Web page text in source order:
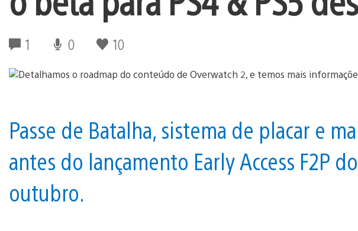
1 0 10
Passe de Batalha, sistema de placar e
antes do lançamento Early Access F2P
outubro.